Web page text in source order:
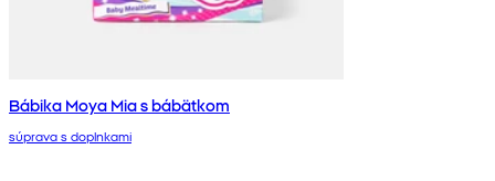
Bábika Moya Mia s bábätkom
súprava s doplnkami